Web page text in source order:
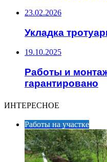
23.02.2026
Укладка
19.10.2025
Работы и
гарантировано
ИНТЕРЕСНОЕ
Работы на участке